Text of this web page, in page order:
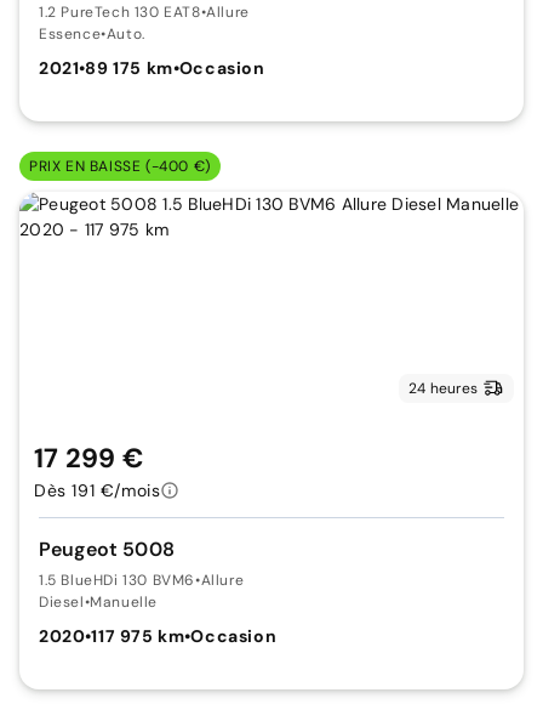
1.2 PureTech 130 EAT8•Allure
Essence•Auto.
2021•89 175 km•Occasion
PRIX EN BAISSE (-400 €)
24 heures
Peugeot 5008
1.5 BlueHDi 130 BVM6•Allure
Diesel•Manuelle
2020•117 975 km•Occasion
17 299 €
Dès 191 €/mois